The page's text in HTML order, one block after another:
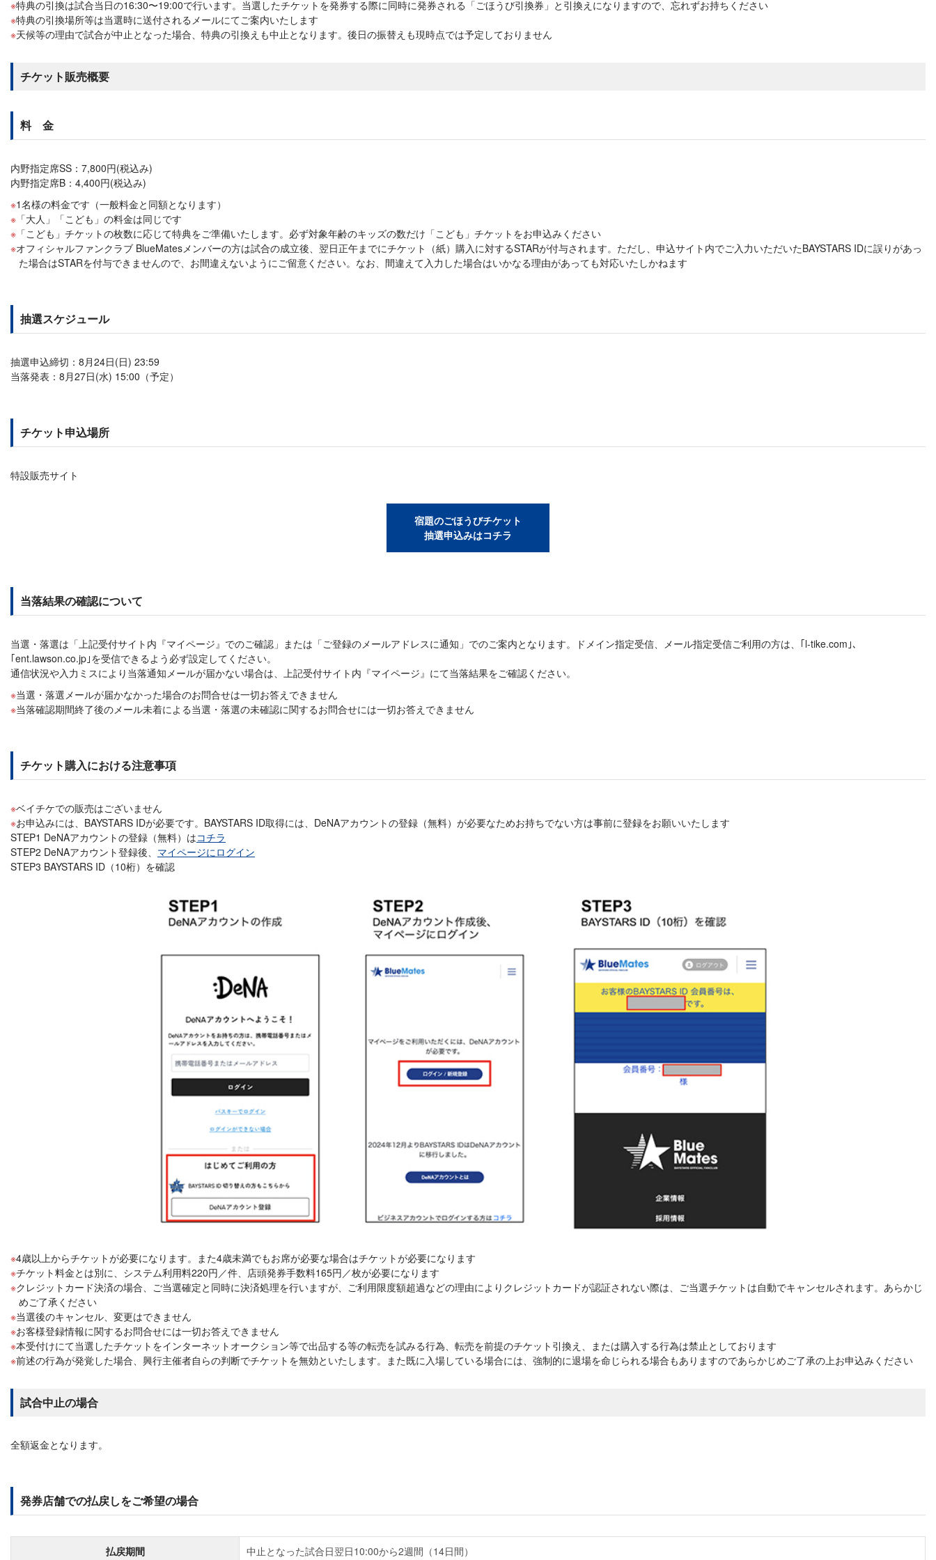
特典の引換は試合当日の16:30〜19:00で行います。当選したチケットを発券する際に同時に発券される「ごほうび引換券」と引換えになりますので、忘れずお持ちください
特典の引換場所等は当選時に送付されるメールにてご案内いたします
天候等の理由で試合が中止となった場合、特典の引換えも中止となります。後日の振替えも現時点では予定しておりません
チケット販売概要
料 金
内野指定席SS：7,800円(税込み)
内野指定席B：4,400円(税込み)
1名様の料金です（一般料金と同額となります）
「大人」「こども」の料金は同じです
「こども」チケットの枚数に応じて特典をご準備いたします。必ず対象年齢のキッズの数だけ「こども」チケットをお申込みください
オフィシャルファンクラブ BlueMatesメンバーの方は試合の成立後、翌日正午までにチケット（紙）購入に対するSTARが付与されます。ただし、申込サイト内でご入力いただいたBAYSTARS IDに誤りがあっ
た場合はSTARを付与できませんので、お間違えないようにご留意ください。なお、間違えて入力した場合はいかなる理由があっても対応いたしかねます
抽選スケジュール
抽選申込締切：8月24日(日) 23:59
当落発表：8月27日(水) 15:00（予定）
チケット申込場所
特設販売サイト
宿題のごほうびチケット
抽選申込みはコチラ
当落結果の確認について
当選・落選は「上記受付サイト内『マイページ』でのご確認」または「ご登録のメールアドレスに通知」でのご案内となります。ドメイン指定受信、メール指定受信ご利用の方は、｢l-tike.com｣、
｢ent.lawson.co.jp｣を受信できるよう必ず設定してください。
通信状況や入力ミスにより当落通知メールが届かない場合は、上記受付サイト内『マイページ』にて当落結果をご確認ください。
当選・落選メールが届かなかった場合のお問合せは一切お答えできません
当落確認期間終了後のメール未着による当選・落選の未確認に関するお問合せには一切お答えできません
チケット購入における注意事項
ベイチケでの販売はございません
お申込みには、BAYSTARS IDが必要です。BAYSTARS ID取得には、DeNAアカウントの登録（無料）が必要なためお持ちでない方は事前に登録をお願いいたします
STEP1 DeNAアカウントの登録（無料）はコチラ
STEP2 DeNAアカウント登録後、 マイページにログイン
STEP3 BAYSTARS ID（10桁）を確認
4歳以上からチケットが必要になります。また4歳未満でもお席が必要な場合はチケットが必要になります
チケット料金とは別に、システム利用料220円／件、店頭発券手数料165円／枚が必要になります
クレジットカード決済の場合、ご当選確定と同時に決済処理を行いますが、ご利用限度額超過などの理由によりクレジットカードが認証されない際は、ご当選チケットは自動でキャンセルされます。あらかじ
めご了承ください
当選後のキャンセル、変更はできません
お客様登録情報に関するお問合せには一切お答えできません
本受付けにて当選したチケットをインターネットオークション等で出品する等の転売を試みる行為、転売を前提のチケット引換え、または購入する行為は禁止としております
前述の行為が発覚した場合、興行主催者自らの判断でチケットを無効といたします。また既に入場している場合には、強制的に退場を命じられる場合もありますのであらかじめご了承の上お申込みください
試合中止の場合
全額返金となります。
発券店舗での払戻しをご希望の場合
払戻期間 中止となった試合日翌日10:00から2週間（14日間）